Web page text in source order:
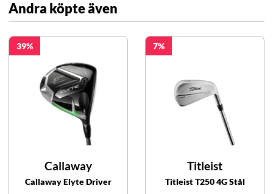
Andra köpte även
39
Callaway
Callaway Elyte Driver
7
Titleist
Titleist T250 4G Stål